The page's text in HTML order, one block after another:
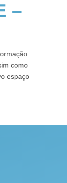
–
como
espaço